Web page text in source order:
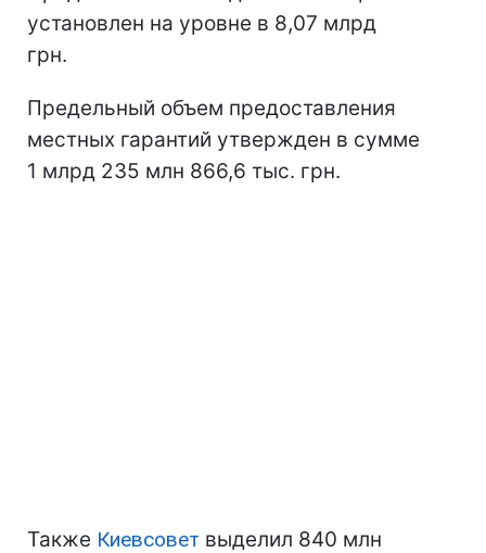
установлен на уровне в 8,07 млрд
грн.
Предельный объем предоставления
местных гарантий утвержден в сумме
1 млрд 235 млн 866,6 тыс. грн.
Также Киевсовет выделил 840 млн